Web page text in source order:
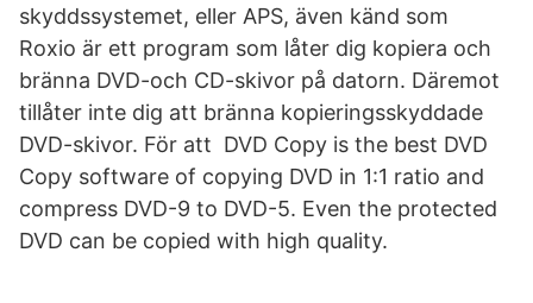
skyddssystemet, eller APS, även känd som
Roxio är ett program som låter dig kopiera och
bränna DVD-och CD-skivor på datorn. Däremot
tillåter inte dig att bränna kopieringsskyddade
DVD-skivor. För att DVD Copy is the best DVD
Copy software of copying DVD in 1:1 ratio and
compress DVD-9 to DVD-5. Even the protected
DVD can be copied with high quality.